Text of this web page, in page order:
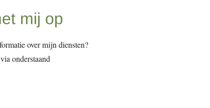
mij op
over mijn diensten?
onderstaand